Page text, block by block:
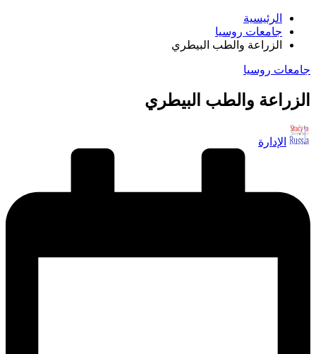
الرئيسية
جامعات روسيا
الزراعة والطب البيطري
نُشر
جامعات روسيا
الزراعة والطب البيطري
تمّ
النشرالإدارة